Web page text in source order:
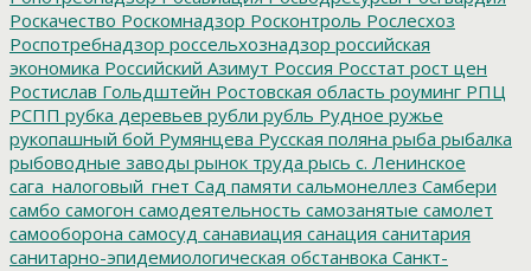
Роскачество Роскомнадзор Росконтроль Рослесхоз
Роспотребнадзор россельхознадзор российская
экономика Российский Азимут Россия Росстат рост цен
Ростислав Гольдштейн Ростовская область роуминг РПЦ
РСПП рубка деревьев рубли рубль Рудное ружье
рукопашный бой Румянцева Русская поляна рыба рыбалка
рыбоводные заводы рынок труда рысь с. Ленинское
сага_налоговый_гнет Сад памяти сальмонеллез Самбери
самбо самогон самодеятельность самозанятые самолет
самооборона самосуд санавиация санация санитария
санитарно-эпидемиологическая обстанвока Санкт-